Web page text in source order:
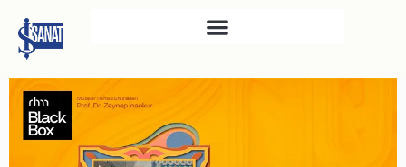
SAHNE SANATLARI
TÜRKIYE İŞ BANKASI